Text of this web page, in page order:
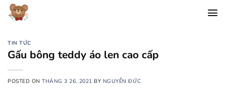
Chuyển
đến
dungTIN TỨC
Gấu bông teddy áo len cao cấp
POSTED ONTHÁNG 3 26, 2021 BY NGUYỄN ĐỨC